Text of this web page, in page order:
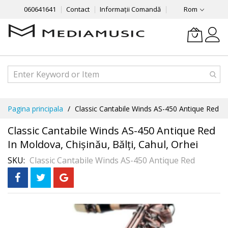
060641641 Contact Informații Comandă Rom
Continut
Pagina principala Classic Cantabile Winds AS-450 Antique Red
Classic Cantabile Winds AS-450 Antique Red
In Moldova, Chișinău, Bălți, Cahul, Orhei
SKU Classic Cantabile Winds AS-450 Antique Red